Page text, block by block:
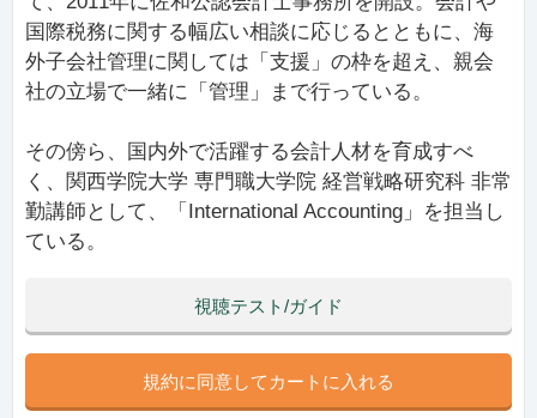
国際税務に関する幅広い相談に応じるとともに、海
外子会社管理に関しては「支援」の枠を超え、親会
社の立場で一緒に「管理」まで行っている。
その傍ら、国内外で活躍する会計人材を育成すべ
く、関西学院大学 専門職大学院 経営戦略研究科 非常
勤講師として、「International Accounting」を担当し
ている。
視聴テスト/ガイド
規約に同意してカートに入れる